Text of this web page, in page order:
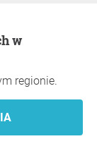
regionie.